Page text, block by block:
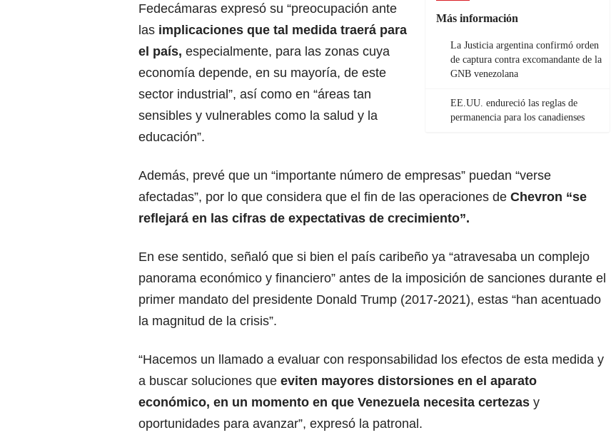
Más información
La Justicia argentina confirmó orden
de captura contra excomandante de la
GNB venezolana
EE.UU. endureció las reglas de
permanencia para los canadienses
Fedecámaras expresó su “preocupación ante
las implicaciones que tal medida traerá para
el país, especialmente, para las zonas cuya
economía depende, en su mayoría, de este
sector industrial”, así como en “áreas tan
sensibles y vulnerables como la salud y la
educación”.
Además, prevé que un “importante número de empresas” puedan “verse
afectadas”, por lo que considera que el fin de las operaciones de Chevron “se
reflejará en las cifras de expectativas de crecimiento”.
En ese sentido, señaló que si bien el país caribeño ya “atravesaba un complejo
panorama económico y financiero” antes de la imposición de sanciones durante el
primer mandato del presidente Donald Trump (2017-2021), estas “han acentuado
la magnitud de la crisis”.
“Hacemos un llamado a evaluar con responsabilidad los efectos de esta medida y
a buscar soluciones que eviten mayores distorsiones en el aparato
económico, en un momento en que Venezuela necesita certezas y
oportunidades para avanzar”, expresó la patronal.